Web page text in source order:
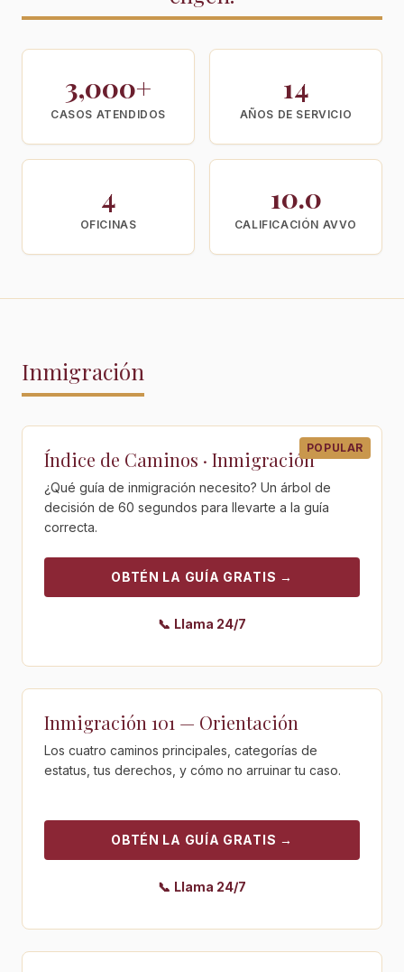
3,000+
CASOS ATENDIDOS
14
AÑOS DE SERVICIO
4
OFICINAS
10.0
CALIFICACIÓN AVVO
Inmigración
Obtén la guía gratis - Índice de Caminos · Inmigración
POPULAR
Índice de Caminos · Inmigración
¿Qué guía de inmigración necesito? Un árbol de
decisión de 60 segundos para llevarte a la guía
correcta.
OBTÉN LA GUÍA GRATIS →
📞 Llama 24/7
Obtén la guía gratis - Inmigración 101 — Orientación
Inmigración 101 — Orientación
Los cuatro caminos principales, categorías de
estatus, tus derechos, y cómo no arruinar tu caso.
OBTÉN LA GUÍA GRATIS →
📞 Llama 24/7
Obtén la guía gratis - Inmigración Familiar